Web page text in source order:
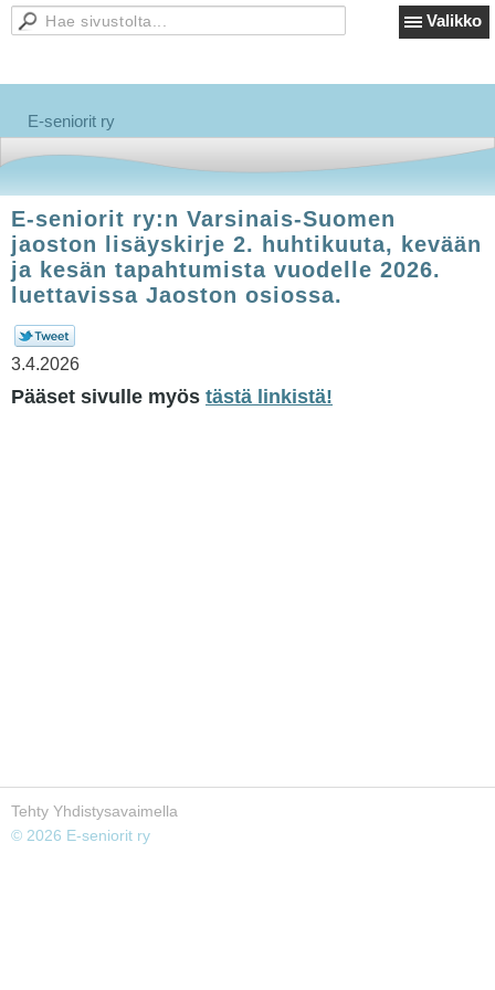
Valikko
E-seniorit ry
E-seniorit ry:n Varsinais-Suomen
jaoston lisäyskirje 2. huhtikuuta, kevään
ja kesän tapahtumista vuodelle 2026.
luettavissa Jaoston osiossa.
3.4.2026
Pääset sivulle myös tästä linkistä!
Tehty Yhdistysavaimella
© 2026 E-seniorit ry